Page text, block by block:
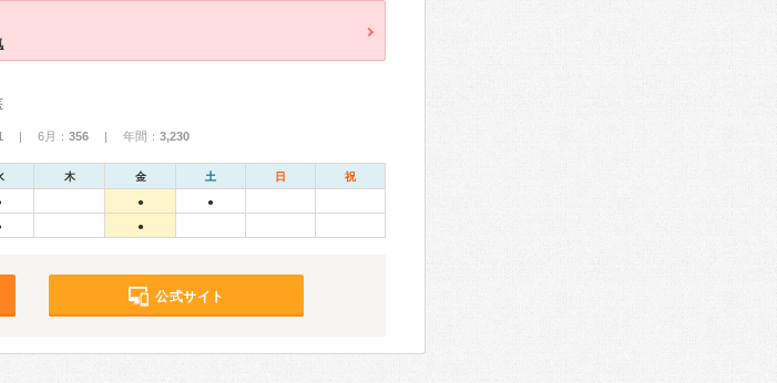
| 6月： 356 | 年間： 3,230
木 金 土 日 祝
● ●
●
公式サイト